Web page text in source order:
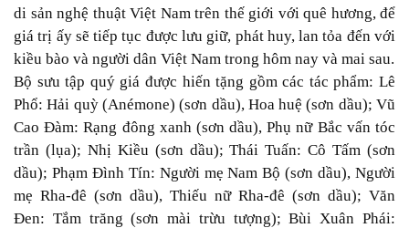
di sản nghệ thuật Việt Nam trên thế giới với quê hương, để
giá trị ấy sẽ tiếp tục được lưu giữ, phát huy, lan tỏa đến với
kiều bào và người dân Việt Nam trong hôm nay và mai sau.
Bộ sưu tập quý giá được hiến tặng gồm các tác phẩm: Lê
Phổ: Hải quỳ (Anémone) (sơn dầu), Hoa huệ (sơn dầu); Vũ
Cao Đàm: Rạng đông xanh (sơn dầu), Phụ nữ Bắc vấn tóc
trần (lụa); Nhị Kiều (sơn dầu); Thái Tuấn: Cô Tấm (sơn
dầu); Phạm Đình Tín: Người mẹ Nam Bộ (sơn dầu), Người
mẹ Rha-đê (sơn dầu), Thiếu nữ Rha-đê (sơn dầu); Văn
Đen: Tắm trăng (sơn mài trừu tượng); Bùi Xuân Phái: